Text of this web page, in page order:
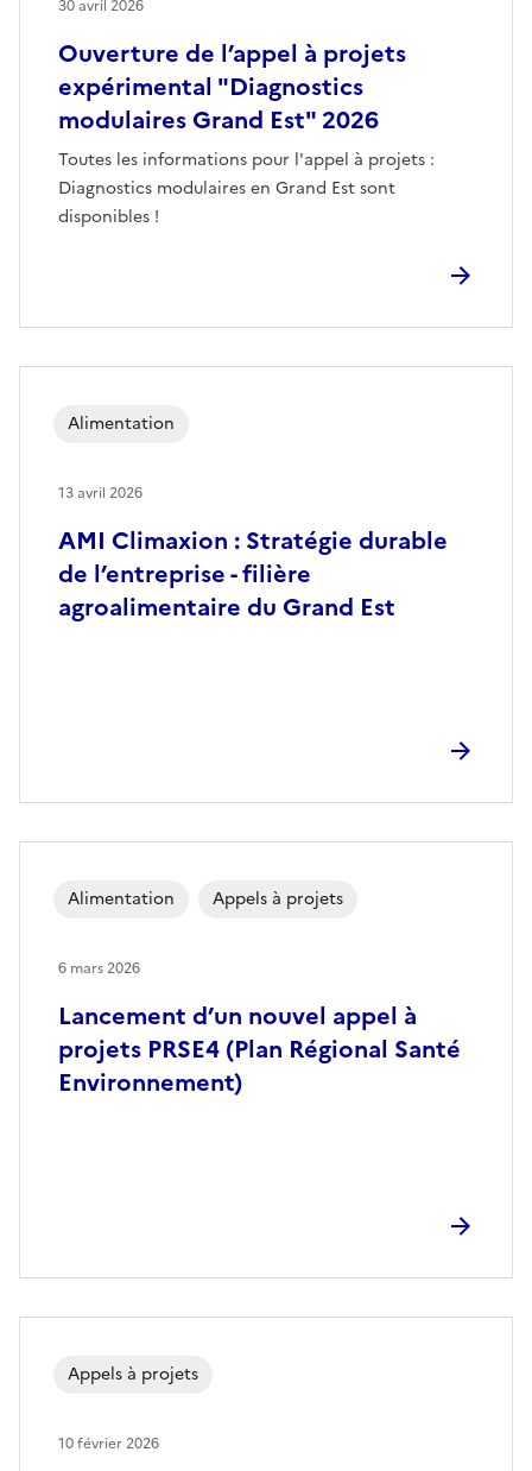
Ouverture de l’appel à projets
expérimental "Diagnostics
modulaires Grand Est" 2026
Toutes les informations pour l'appel à projets :
Diagnostics modulaires en Grand Est sont
disponibles !
30 avril 2026
AMI Climaxion : Stratégie durable
de l’entreprise - filière
agroalimentaire du Grand Est
Alimentation
13 avril 2026
Lancement d’un nouvel appel à
projets PRSE4 (Plan Régional Santé
Environnement)
Alimentation Appels à projets
6 mars 2026
Appels à projets
10 février 2026